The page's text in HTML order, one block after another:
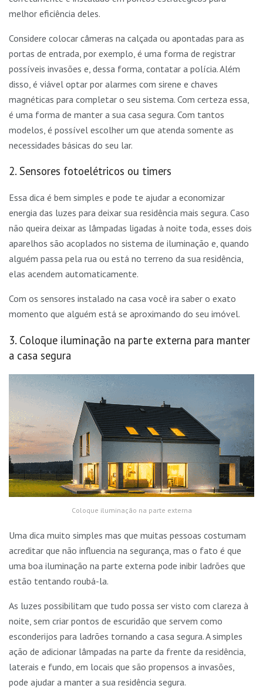
melhor eficiência deles.
Considere colocar câmeras na calçada ou apontadas para as
portas de entrada, por exemplo, é uma forma de registrar
possíveis invasões e, dessa forma, contatar a polícia. Além
disso, é viável optar por alarmes com sirene e chaves
magnéticas para completar o seu sistema. Com certeza essa,
é uma forma de manter a sua casa segura. Com tantos
modelos, é possível escolher um que atenda somente as
necessidades básicas do seu lar.
2. Sensores fotoelétricos ou timers
Essa dica é bem simples e pode te ajudar a economizar
energia das luzes para deixar sua residência mais segura. Caso
não queira deixar as lâmpadas ligadas à noite toda, esses dois
aparelhos são acoplados no sistema de iluminação e, quando
alguém passa pela rua ou está no terreno da sua residência,
elas acendem automaticamente.
Com os sensores instalado na casa você ira saber o exato
momento que alguém está se aproximando do seu imóvel.
3. Coloque iluminação na parte externa para manter
a casa segura
Coloque iluminação na parte externa
Uma dica muito simples mas que muitas pessoas costumam
acreditar que não influencia na segurança, mas o fato é que
uma boa iluminação na parte externa pode inibir ladrões que
estão tentando roubá-la.
As luzes possibilitam que tudo possa ser visto com clareza à
noite, sem criar pontos de escuridão que servem como
esconderijos para ladrões tornando a casa segura. A simples
ação de adicionar lâmpadas na parte da frente da residência,
laterais e fundo, em locais que são propensos a invasões,
pode ajudar a manter a sua residência segura.